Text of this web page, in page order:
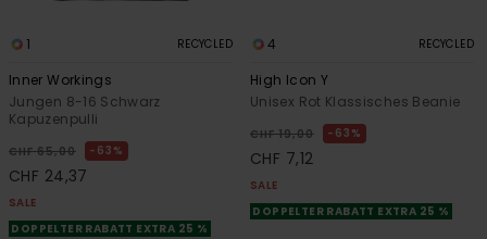
1 RECYCLED
Inner Workings
Jungen 8-16 Schwarz
Kapuzenpulli
CHF 65,00 63%
CHF 24,37
SALE
DOPPELTER RABATT EXTRA 25 %
4 RECYCLED
High Icon Y
Unisex Rot Klassisches Beanie
CHF 19,00 63%
CHF 7,12
SALE
DOPPELTER RABATT EXTRA 25 %